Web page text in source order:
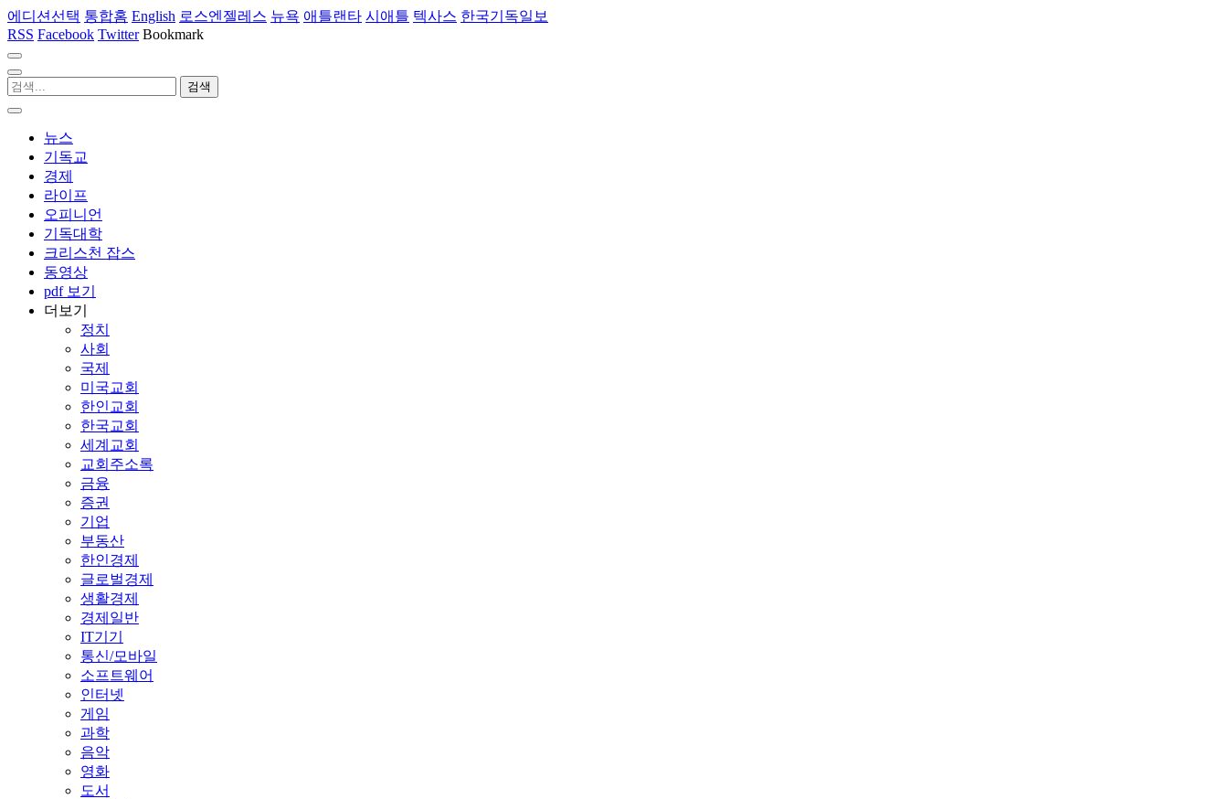
에디션선택 통합홈 English 로스엔젤레스 뉴욕 애틀랜타 시애틀 텍사스 한국기독일보
RSS Facebook Twitter Bookmark
뉴스
기독교
경제
라이프
오피니언
기독대학
크리스천 잡스
동영상
pdf 보기
더보기
정치
사회
국제
미국교회
한인교회
한국교회
세계교회
교회주소록
금융
증권
기업
부동산
한인경제
글로벌경제
생활경제
경제일반
IT기기
통신/모바일
소프트웨어
인터넷
게임
과학
음악
영화
도서